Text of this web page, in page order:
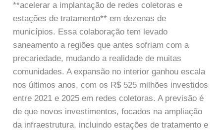
**acelerar a implantação de redes coletoras e
estações de tratamento** em dezenas de
municípios. Essa colaboração tem levado
saneamento a regiões que antes sofriam com a
precariedade, mudando a realidade de muitas
comunidades. A expansão no interior ganhou escala
nos últimos anos, com os R$ 525 milhões investidos
entre 2021 e 2025 em redes coletoras. A previsão é
de que novos investimentos, focados na ampliação
da infraestrutura, incluindo estações de tratamento e